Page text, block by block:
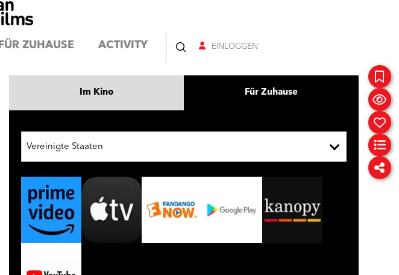
FÜR ZUHAUSE ACTIVITY EINLOGGEN
Im Kino Für Zuhause
Vereinigte Staaten